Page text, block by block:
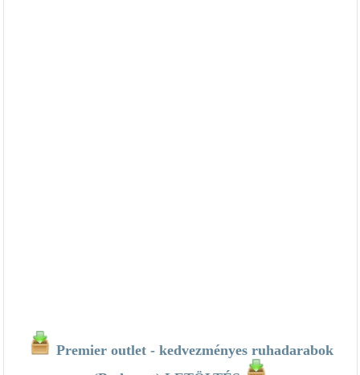
Premier outlet - kedvezményes ruhadarabok